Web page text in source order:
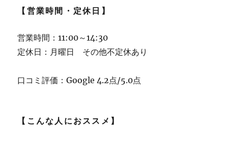
【営業時間・定休日】
営業時間：11:00～14:30
定休日：月曜日 その他不定休あり
口コミ評価：Google 4.2点/5.0点
【こんな人におススメ】